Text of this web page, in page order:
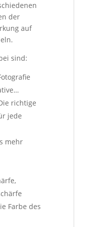
der
auf
sind:
richtige
jede
mehr
Farbe des